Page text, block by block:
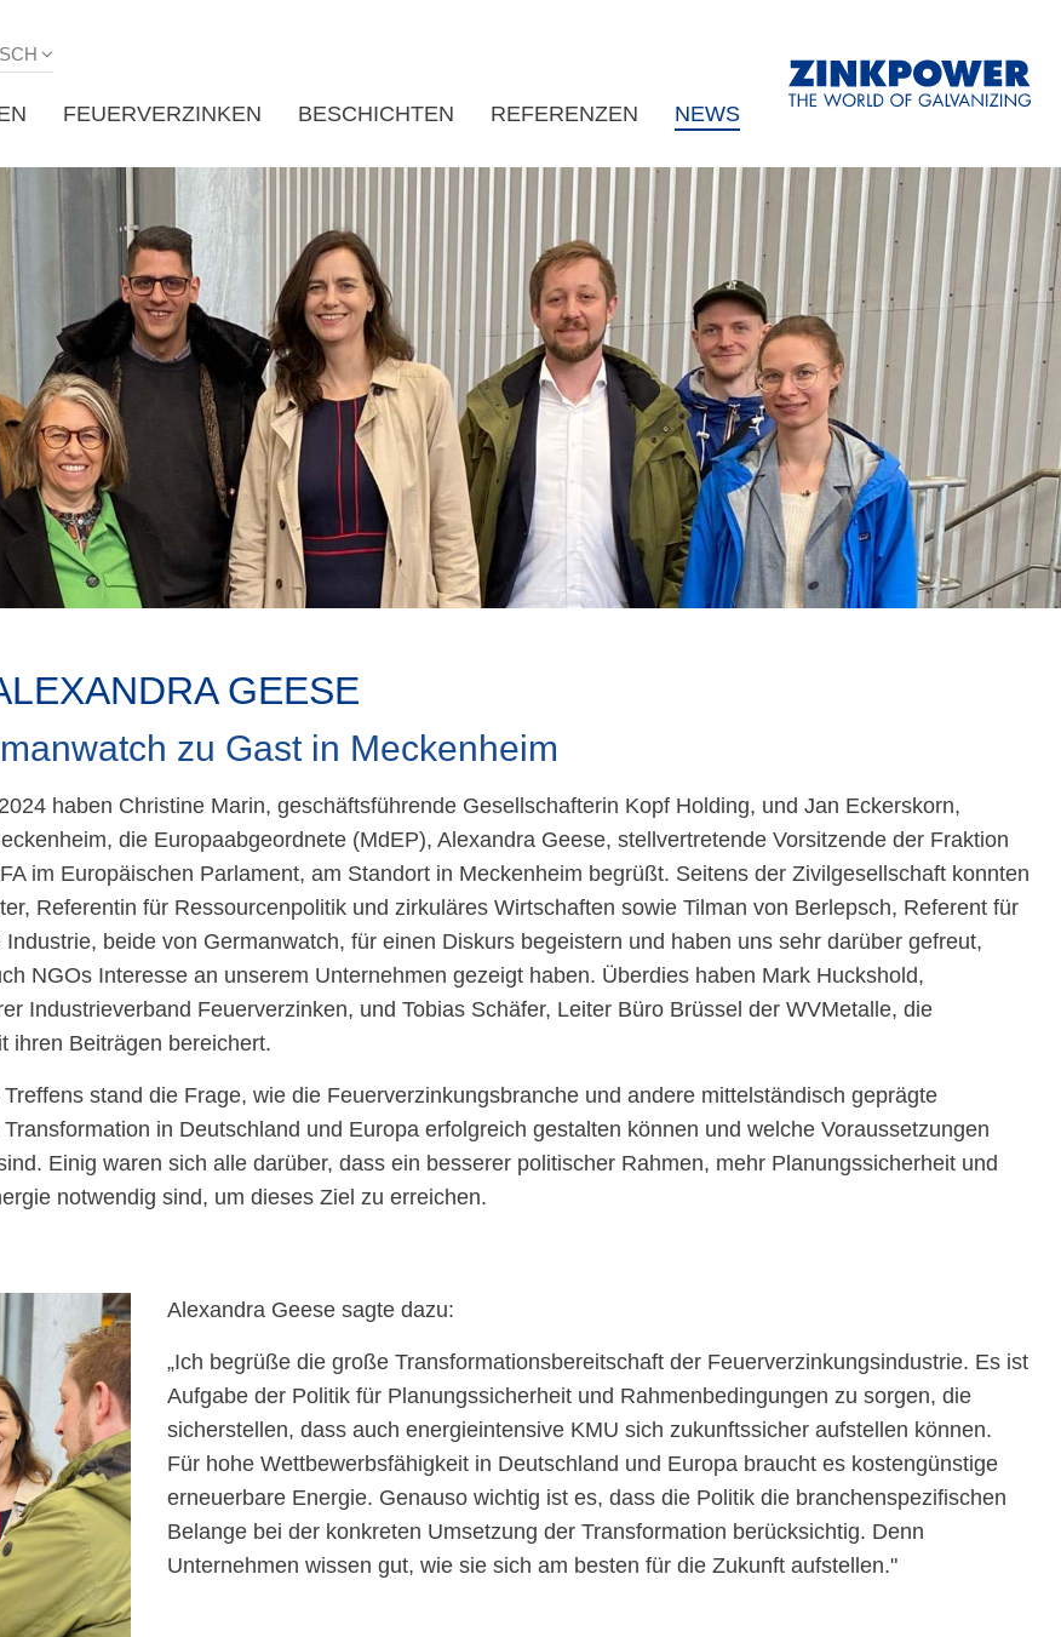
FEUERVERZINKEN BESCHICHTEN REFERENZEN NEWS
GEESE
zu Gast in Meckenheim
haben Christine Marin, geschäftsführende Gesellschafterin Kopf Holding, und Jan Eckerskorn,
die Europaabgeordnete (MdEP), Alexandra Geese, stellvertretende Vorsitzende der Fraktion
im Europäischen Parlament, am Standort in Meckenheim begrüßt. Seitens der Zivilgesellschaft konnten
Referentin für Ressourcenpolitik und zirkuläres Wirtschaften sowie Tilman von Berlepsch, Referent für
Industrie, beide von Germanwatch, für einen Diskurs begeistern und haben uns sehr darüber gefreut,
NGOs Interesse an unserem Unternehmen gezeigt haben. Überdies haben Mark Huckshold,
Industrieverband Feuerverzinken, und Tobias Schäfer, Leiter Büro Brüssel der WVMetalle, die
ihren Beiträgen bereichert.
stand die Frage, wie die Feuerverzinkungsbranche und andere mittelständisch geprägte
in Deutschland und Europa erfolgreich gestalten können und welche Voraussetzungen
Einig waren sich alle darüber, dass ein besserer politischer Rahmen, mehr Planungssicherheit und
notwendig sind, um dieses Ziel zu erreichen.
Alexandra Geese sagte dazu:
„Ich begrüße die große Transformationsbereitschaft der Feuerverzinkungsindustrie. Es ist
Aufgabe der Politik für Planungssicherheit und Rahmenbedingungen zu sorgen, die
sicherstellen, dass auch energieintensive KMU sich zukunftssicher aufstellen können.
Für hohe Wettbewerbsfähigkeit in Deutschland und Europa braucht es kostengünstige
erneuerbare Energie. Genauso wichtig ist es, dass die Politik die branchenspezifischen
Belange bei der konkreten Umsetzung der Transformation berücksichtig. Denn
Unternehmen wissen gut, wie sie sich am besten für die Zukunft aufstellen."